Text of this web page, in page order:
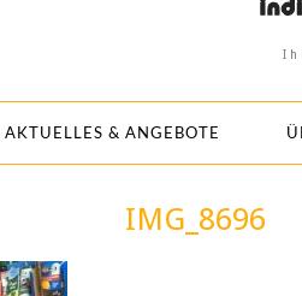
AKTUELLES & ANGEBOTE
IMG_8696